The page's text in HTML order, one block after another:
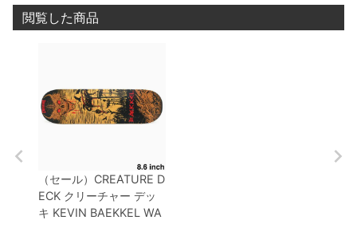
閲覧した商品
（セール） CREATURE D
ECK クリーチャー デッ
キ KEVIN BAEKKEL WA